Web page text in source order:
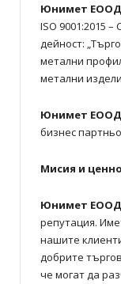
Юнимет ЕООД
ISO 9001:2015
дейност:
метални
метални
Юнимет ЕООД
бизнес
Мисия и
Юнимет ЕООД
репутация.
нашите
добрите
че могат да